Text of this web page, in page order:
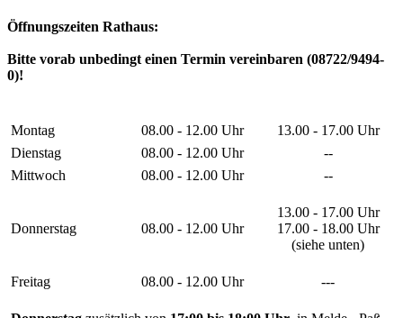
Öffnungszeiten Rathaus:
Bitte vorab unbedingt einen Termin vereinbaren (08722/9494-
0)!
Montag 08.00 - 12.00 Uhr
13.00 - 17.00 Uhr
Dienstag
08.00 - 12.00 Uhr
--
Mittwoch
08.00 - 12.00 Uhr --
Donnerstag 08.00 - 12.00 Uhr
13.00 - 17.00 Uhr
17.00 - 18.00 Uhr
(siehe unten)
Freitag 08.00 - 12.00 Uhr ---